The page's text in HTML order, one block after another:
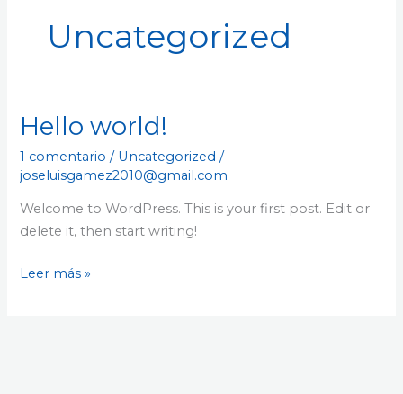
Uncategorized
Hello world!
1 comentario / Uncategorized /
joseluisgamez2010@gmail.com
Welcome to WordPress. This is your first post. Edit or
delete it, then start writing!
Hello
Leer más »